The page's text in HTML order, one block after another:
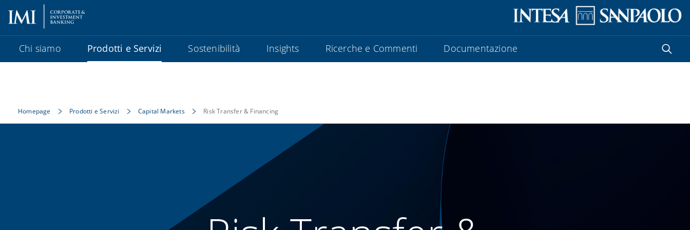
Chi siamo Prodotti e Servizi Sostenibilità Insights Ricerche e Commenti Documentazione
Homepage Prodotti e Servizi Capital Markets Risk Transfer & Financing